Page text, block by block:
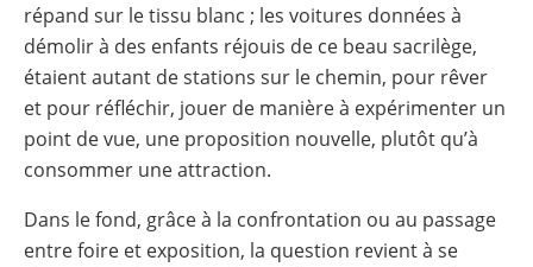
répand sur le tissu blanc ; les voitures données à
démolir à des enfants réjouis de ce beau sacrilège,
étaient autant de stations sur le chemin, pour rêver
et pour réfléchir, jouer de manière à expérimenter un
point de vue, une proposition nouvelle, plutôt qu’à
consommer une attraction.
Dans le fond, grâce à la confrontation ou au passage
entre foire et exposition, la question revient à se